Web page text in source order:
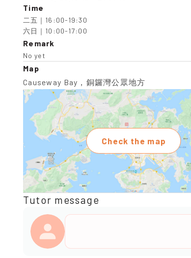
Time
二五｜16:00-19:30
六日｜10:00-17:00
Remark
No yet
Map
Causeway Bay，銅鑼灣公眾地方
Check the map
Tutor message